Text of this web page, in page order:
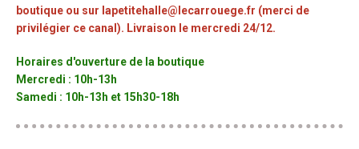
boutique ou sur lapetitehalle@lecarrouege.fr (merci de
privilégier ce canal). Livraison le mercredi 24/12.
Horaires d'ouverture de la boutique
Mercredi : 10h-13h
Samedi : 10h-13h et 15h30-18h